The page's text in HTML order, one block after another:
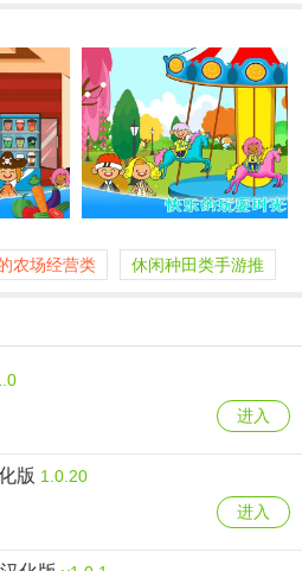
农场经营类
休闲种田类手游推
进入
版 1.0.20
进入